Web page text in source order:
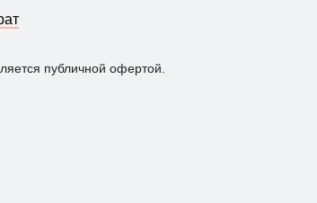
публичной офертой.